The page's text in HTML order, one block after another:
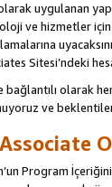
uygulanan
ve hizmetler
Sitesi’ndeki
bağlantılı olarak
ve
Program